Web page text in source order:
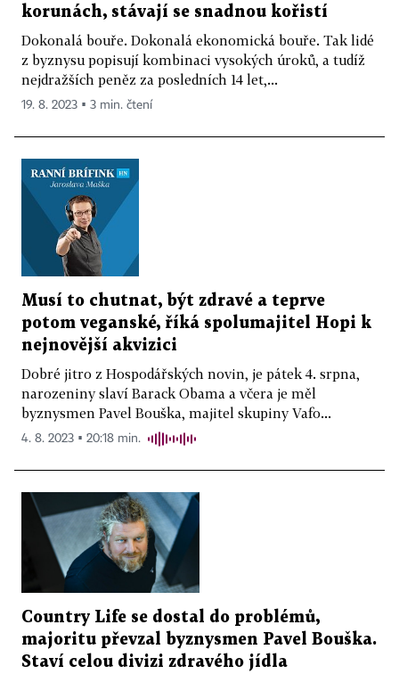
korunách, stávají se snadnou kořistí
Dokonalá bouře. Dokonalá ekonomická bouře. Tak lidé
z byznysu popisují kombinaci vysokých úroků, a tudíž
nejdražších peněz za posledních 14 let,...
19. 8. 2023 ▪ 3 min. čtení
Musí to chutnat, být zdravé a teprve
potom veganské, říká spolumajitel Hopi k
nejnovější akvizici
Dobré jitro z Hospodářských novin, je pátek 4. srpna,
narozeniny slaví Barack Obama a včera je měl
byznysmen Pavel Bouška, majitel skupiny Vafo...
4. 8. 2023 ▪ 20:18 min.
Country Life se dostal do problémů,
majoritu převzal byznysmen Pavel Bouška.
Staví celou divizi zdravého jídla